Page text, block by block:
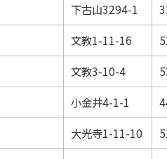
下古山3294-1
文教1-11-16
文教3-10-4
小金井4-1-1
大光寺1-11-10